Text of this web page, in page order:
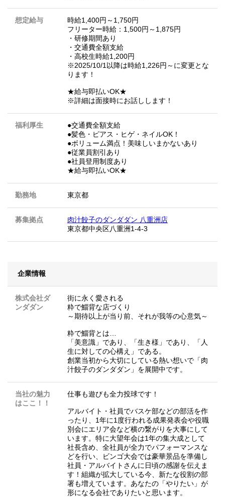
想定給与
時給1,400円～1,750円
フリーター時給：1,500円～1,875円
・研修期間あり
・交通費全額支給
・高校生時給1,200円
※2025/10/1以降は時給1,226円～に変更とな
ります！
★給与即払いOK★
※詳細は面接時にお話しします！
福利厚生
●交通費全額支給
●髪色・ピアス・ヒゲ・ネイルOK！
●ボリューム満点！美味しいまかないあり
●従業員割引あり
●社員登用制度あり
★給与即払いOK★
勤務地 東京都
募集拠点
肉汁餃子のダンダダン 八重洲店
東京都中央区八重洲1-4-3
企業情報
株式会社ダ
ンダダン
街に永く愛される
粋で鯔背な店づくり
～期待以上が当り前、それが我等の心意気～
粋で鯔背とは…
「美意識」であり、「生き様」であり、「人
生に対しての心構え」である。
創業当初から大切にしている熱い想いで「肉
汁餃子のダンダダン」を展開中です。
当社の魅力
はここ！！
仕事も遊びも全力投球です！
アルバイト・社員でバスケ部などの部活を作
ったり、1年に1度行われる成果発表会や役職
別会にエリア会など横の繋がりを大事にして
います。特に大望年会は1年の集大成として
社長含め、全社員が全力でパフォーマンスな
どを行い、ビンゴ大会では豪華景品を準備し
社員・アルバイトさんに日頃の感謝を伝えま
す！組織が拡大している今、新たな役割の部
署も増えています。あなたの「やりたい」が
形になる会社でありたいと思います。